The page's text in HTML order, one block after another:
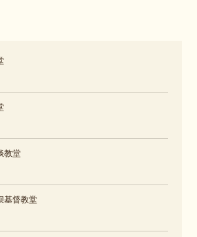
教堂
基督教堂